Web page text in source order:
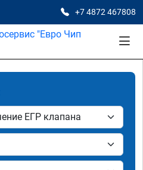
+7 4872 467808